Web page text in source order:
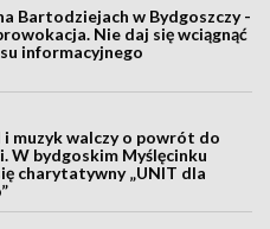
Bartodziejach w Bydgoszczy -
Nie daj się wciągnąć
informacyjnego
i muzyk walczy o powrót do
W bydgoskim Myślęcinku
charytatywny „UNIT dla